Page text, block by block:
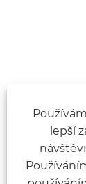
lepší